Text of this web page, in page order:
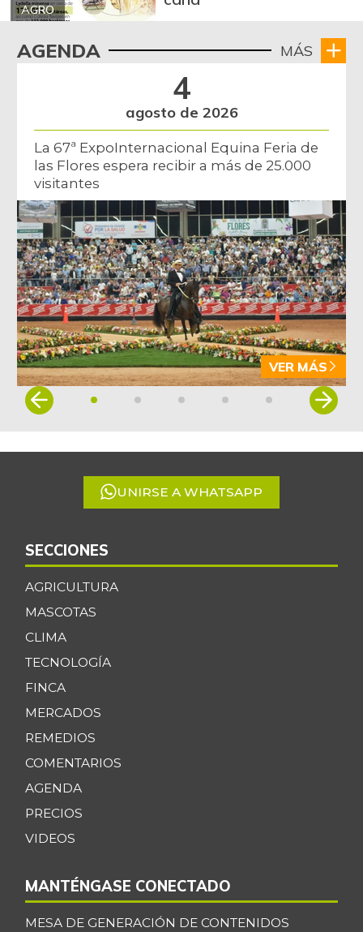
AGRO
AGENDA MÁS
4
agosto de 2026
La 67ª ExpoInternacional Equina Feria de
las Flores espera recibir a más de 25.000
visitantes
VER MÁS
Item
5
UNIRSE A WHATSAPP
SECCIONES
AGRICULTURA
MASCOTAS
CLIMA
TECNOLOGÍA
FINCA
MERCADOS
REMEDIOS
COMENTARIOS
AGENDA
PRECIOS
VIDEOS
MANTÉNGASE CONECTADO
MESA DE GENERACIÓN DE CONTENIDOS